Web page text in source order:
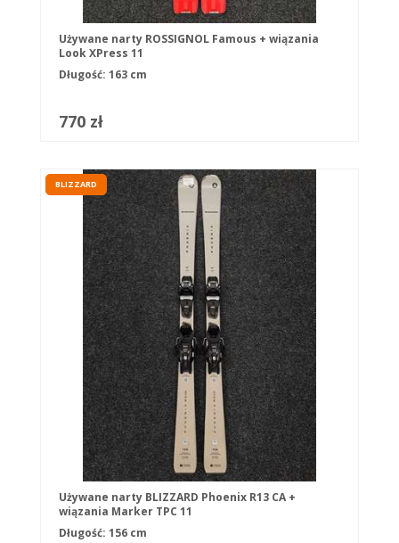
Używane narty ROSSIGNOL Famous + wiązania
Look XPress 11
Długość: 163 cm
770 zł
BLIZZARD
Używane narty BLIZZARD Phoenix R13 CA +
wiązania Marker TPC 11
Długość: 156 cm